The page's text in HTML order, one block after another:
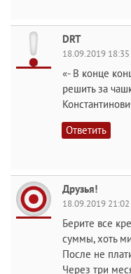
DRT
18.09.2019 18:35
«- В конце
решить за
Ответить
Друзья!
18.09.2019 21:02
Берите все
суммы, хоть
После не
Через три